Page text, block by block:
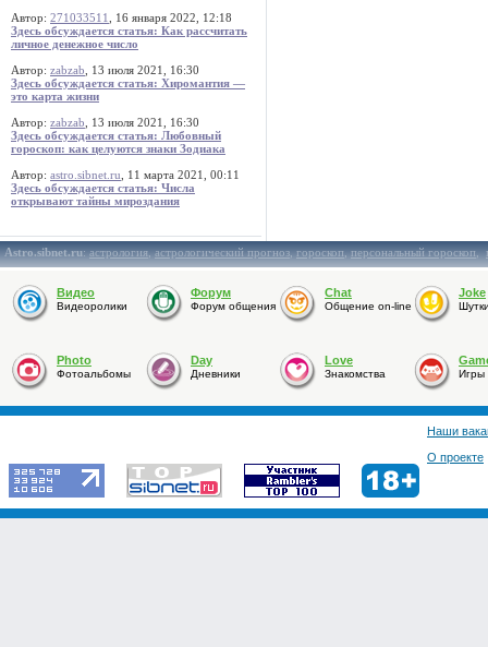
Автор: 271033511
, 16 января 2022, 12:18
Здесь обсуждается статья: Как рассчитать
личное денежное число
Автор: zabzab , 13 июля 2021, 16:30
Здесь обсуждается статья: Хиромантия —
это карта жизни
Автор: zabzab , 13 июля 2021, 16:30
Здесь обсуждается статья: Любовный
гороскоп: как целуются знаки Зодиака
Автор: astro.sibnet.ru , 11 марта 2021, 00:11
Здесь обсуждается статья: Числа
открывают тайны мироздания
Astro.sibnet.ru:астрология,астрологический прогноз,гороскоп,персональный гороскоп,
Видео
Видеоролики
Форум
Форум общения
Chat
Общение on-line
Joke
Photo
Фотоальбомы
Day
Дневники
Love
Знакомства Игры
Наши
О проекте